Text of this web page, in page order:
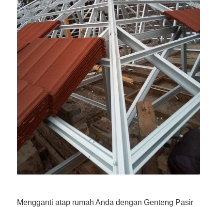
Mengganti atap rumah Anda dengan Genteng Pasir